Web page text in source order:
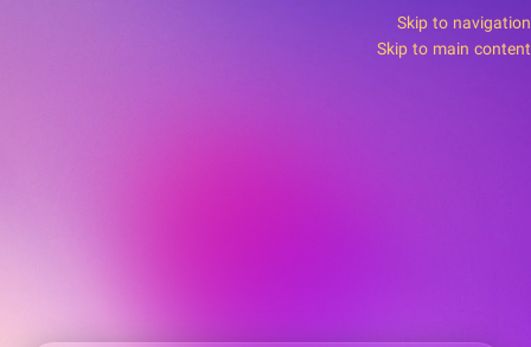
Skip to navigation
Skip to main content